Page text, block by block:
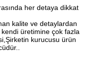
her detaya dikkat
kalite ve detaylardan
üretimine çok fazla
kurucusu ürün